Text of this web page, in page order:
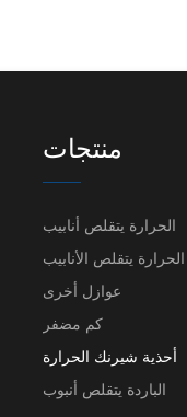
منتجات
الحرارة يتقلص أنابيب
عوازل أخرى
كم مضفر
أحذية شيرنك الحرارة
الباردة يتقلص أنبوب